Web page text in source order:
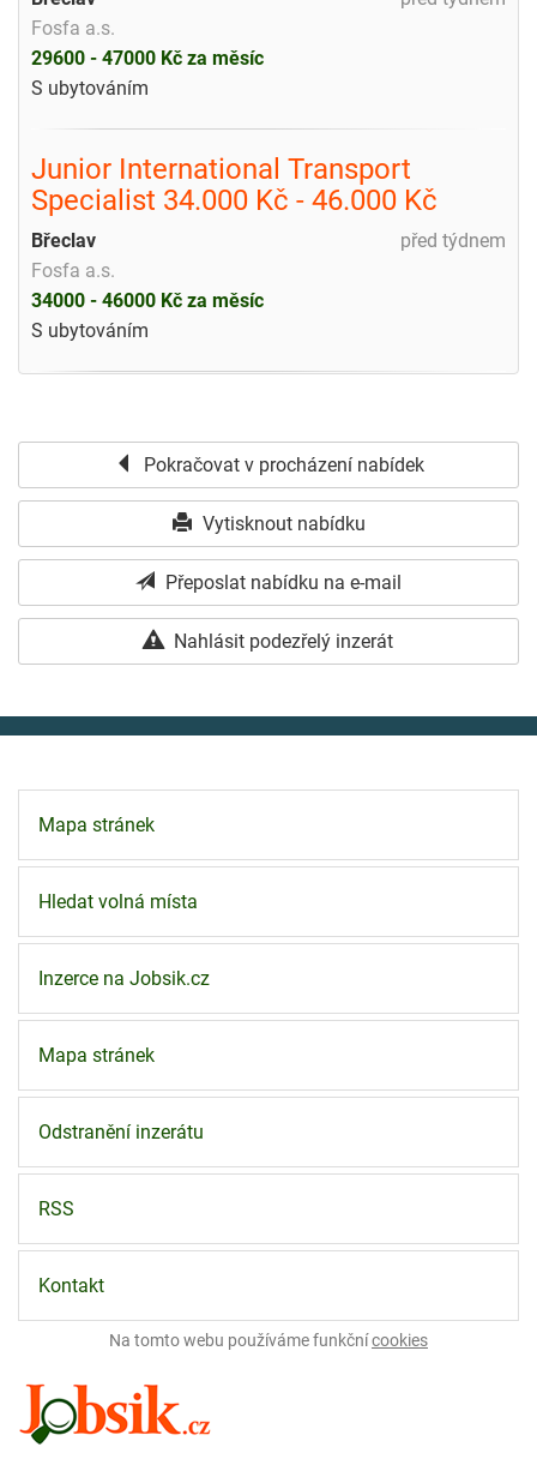
Fosfa a.s.
29600 - 47000 Kč za měsíc
S ubytováním
Junior International Transport
Specialist 34.000 Kč - 46.000 Kč
před týdnem
Břeclav
Fosfa a.s.
34000 - 46000 Kč za měsíc
S ubytováním
Pokračovat v procházení nabídek
Vytisknout nabídku
Přeposlat nabídku na e-mail
Nahlásit podezřelý inzerát
Mapa stránek
Hledat volná místa
Inzerce na Jobsik.cz
Mapa stránek
Odstranění inzerátu
RSS
Kontakt
Na tomto webu používáme funkčnícookies